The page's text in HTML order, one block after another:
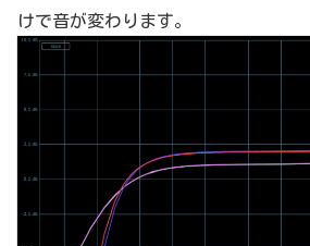
けで音が変わります。